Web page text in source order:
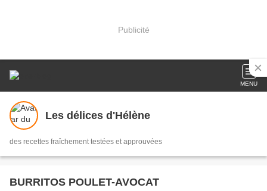
Publicité
MENU
Les délices d'Hélène
des recettes fraîchement testées et approuvées
BURRITOS POULET-AVOCAT